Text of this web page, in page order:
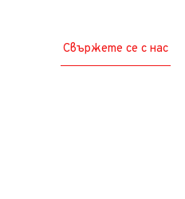
Свържете се с нас